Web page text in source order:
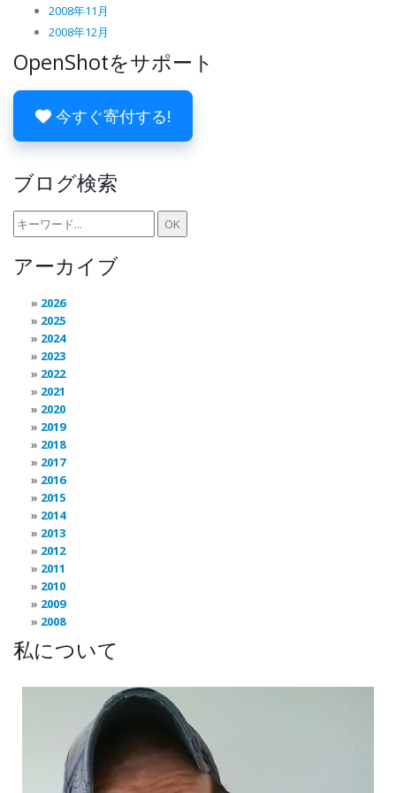
2008年11月
2008年12月
OpenShotをサポート
今すぐ寄付する!
ブログ検索
アーカイブ
2026
2025
2024
2023
2022
2021
2020
2019
2018
2017
2016
2015
2014
2013
2012
2011
2010
2009
2008
私について